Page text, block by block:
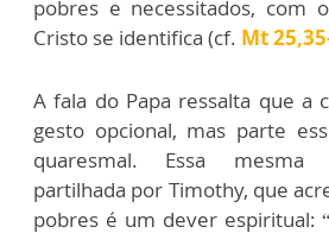
pobres e necessitados, com
Cristo se identifica (cf. Mt
A fala do Papa ressalta que a
gesto opcional, mas parte
quaresmal. Essa mesma
partilhada por Timothy, que
pobres é um dever espiritual: